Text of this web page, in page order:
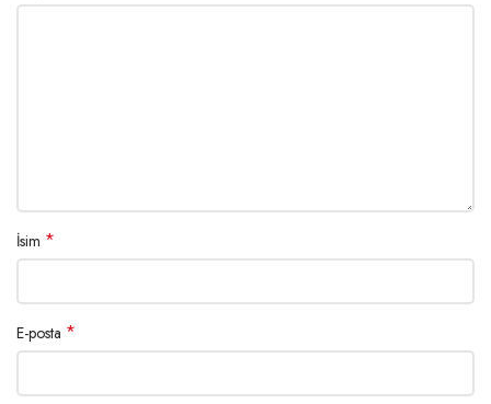
İsim *
E-posta *